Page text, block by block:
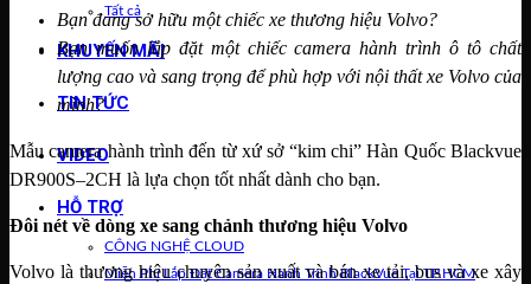
Tất cả
KHUYẾN MÃI
TIN TỨC
VIDEO
HỖ TRỢ
CÔNG NGHỆ CLOUD
Miễn Phí Lắp Đặt Camera Hành Trình BlackVue Tại TP.HCM
Bạn đang sở hữu một chiếc xe thương hiệu Volvo?
Bạn muốn lắp đặt một chiếc camera hành trình ô tô chất
lượng cao và sang trọng để phù hợp với nội thất xe Volvo của
mình?
Mẫu camera hành trình đến từ xứ sở “kim chi” Hàn Quốc Blackvue
DR900S–2CH là lựa chọn tốt nhất dành cho bạn.
Đôi nét về dòng xe sang chảnh thương hiệu Volvo
Volvo là thương hiệu chuyên sản xuất và bán xe tải, bus và xe xây